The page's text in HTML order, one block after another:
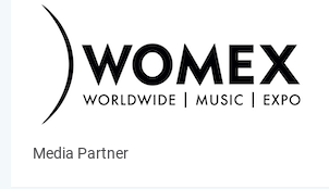
Media Partner